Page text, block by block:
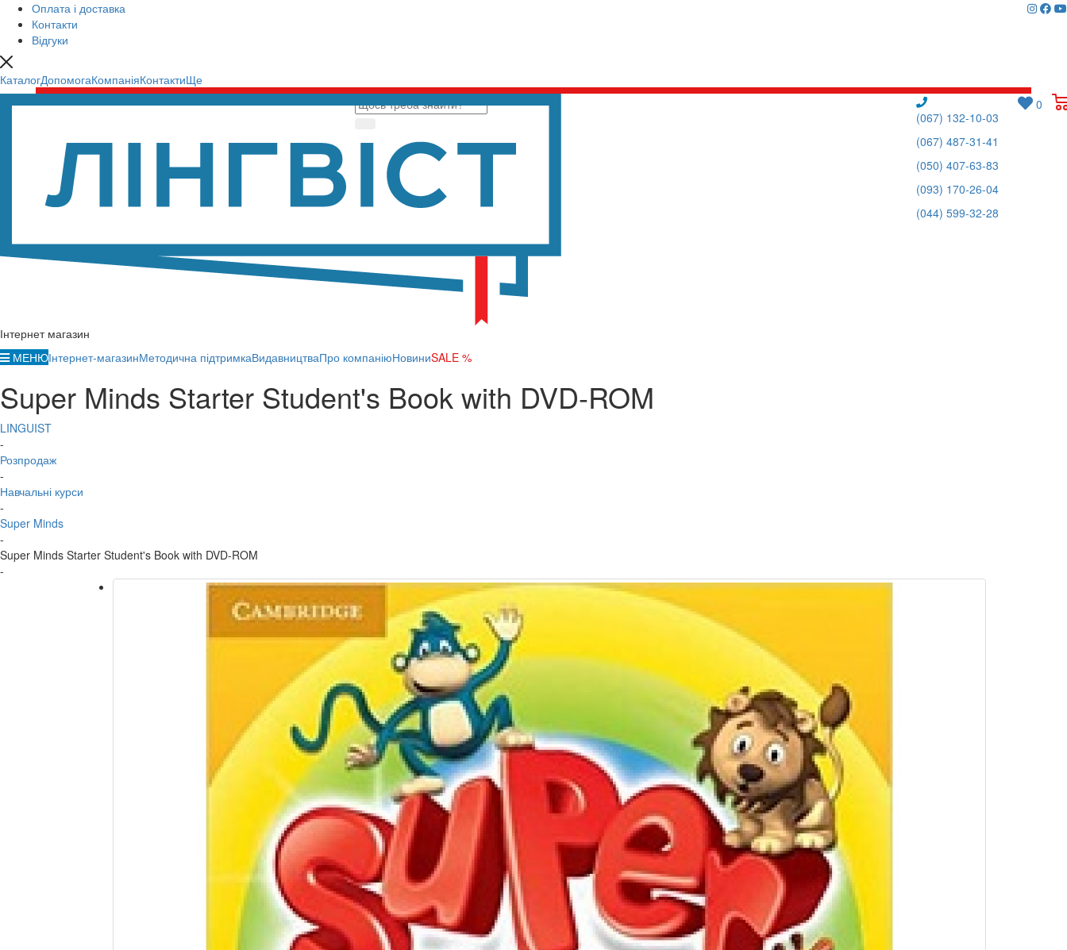
Оплата і доставка
Контакти
Відгуки
КаталогДопомогаКомпаніяКонтактиЩе
Інтернет магазин
0
(067) 132-10-03
(067) 487-31-41
(050) 407-63-83
(093) 170-26-04
(044) 599-32-28
МЕНЮІнтернет-магазинМетодична підтримкаВидавництваПро компаніюНовиниSALE %
Super Minds Starter Student's Book with DVD-ROM
LINGUIST
-
Розпродаж
-
Навчальні курси
-
Super Minds
-
Super Minds Starter Student's Book with DVD-ROM
-